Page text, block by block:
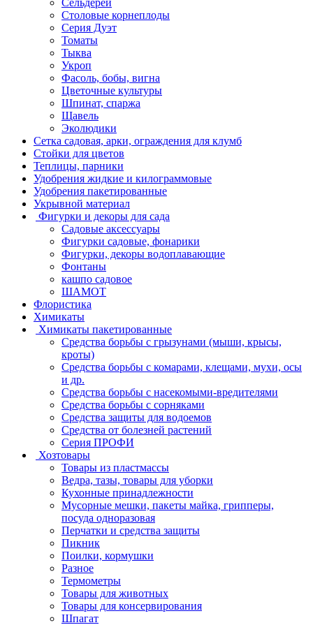
Столовые корнеплоды
Серия Дуэт
Томаты
Тыква
Укроп
Фасоль, бобы, вигна
Цветочные культуры
Шпинат, спаржа
Щавель
Эколюдики
Сетка садовая, арки, ограждения для клумб
Стойки для цветов
Теплицы, парники
Удобрения жидкие и килограммовые
Удобрения пакетированные
Укрывной материал
Фигурки и декоры для сада
Садовые аксессуары
Фигурки садовые, фонарики
Фигурки, декоры водоплавающие
Фонтаны
кашпо садовое
ШАМОТ
Флористика
Химикаты
Химикаты пакетированные
Средства борьбы с грызунами (мыши, крысы,
кроты)
Средства борьбы с комарами, клещами, мухи, осы
и др.
Средства борьбы с насекомыми-вредителями
Средства борьбы с сорняками
Средства защиты для водоемов
Средства от болезней растений
Серия ПРОФИ
Хозтовары
Товары из пластмассы
Ведра, тазы, товары для уборки
Кухонные принадлежности
Мусорные мешки, пакеты майка, грипперы,
посуда одноразовая
Перчатки и средства защиты
Пикник
Поилки, кормушки
Разное
Термометры
Товары для животных
Товары для консервирования
Шпагат